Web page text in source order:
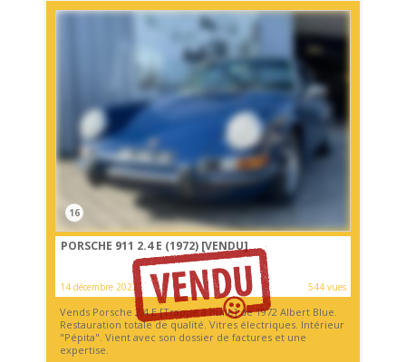
16
PORSCHE 911 2.4 E (1972) [VENDU]
14 décembre 2022 544 vues
Vends Porsche 2,4 E [Trappe à huile] de 1972 Albert Blue.
Restauration totale de qualité. Vitres électriques. Intérieur
"Pépita". Vient avec son dossier de factures et une
expertise.